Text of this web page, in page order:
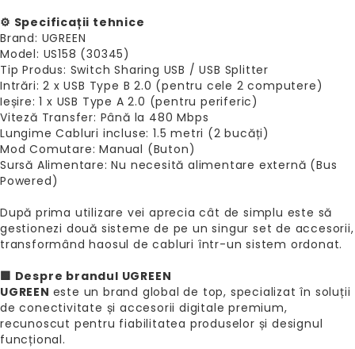
⚙️ Specificații tehnice
Brand: UGREEN
Model: US158 (30345)
Tip Produs: Switch Sharing USB / USB Splitter
Intrări: 2 x USB Type B 2.0 (pentru cele 2 computere)
Ieșire: 1 x USB Type A 2.0 (pentru periferic)
Viteză Transfer: Până la 480 Mbps
Lungime Cabluri incluse: 1.5 metri (2 bucăți)
Mod Comutare: Manual (Buton)
Sursă Alimentare: Nu necesită alimentare externă (Bus
Powered)
După prima utilizare vei aprecia cât de simplu este să
gestionezi două sisteme de pe un singur set de accesorii,
transformând haosul de cabluri într-un sistem ordonat.
🟩 Despre brandul UGREEN
UGREEN este un brand global de top, specializat în soluții
de conectivitate și accesorii digitale premium,
recunoscut pentru fiabilitatea produselor și designul
funcțional.